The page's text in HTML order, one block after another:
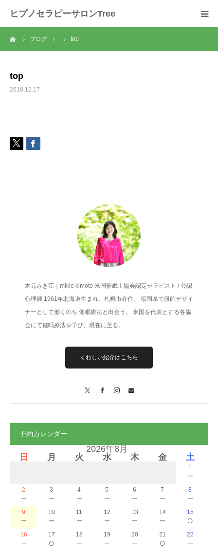
ヒプノセラピーサロンTree
ブログ top
top
2018.12.17
木元みき江｜mikie kimoto 米国催眠士協会認定セラピスト / 公認
心理師 1961年北海道生まれ。札幌市在住。 福岡県で服飾デザイ
ナーとして働くのち 催眠療法と出会う。 米国を代表とする各協
会にて催眠療法を学び、現在に至る。
くわしい紹介はこちら
予約カレンダー
2026年8月
日
月 火 水 木 金 土
1
－
2
－
3
－
4
－
5
－
6
－
7
－
8
－
9
－
10
－
11
－
12
－
13
－
14
－
15
○
16
－
17
○
18
－
19
－
20
－
21
○
22
－
ホーム
メニュー
よくある質問